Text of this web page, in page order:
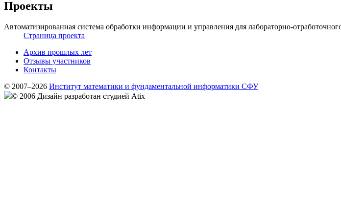
Проекты
Автоматизированная система обработки информации и управления для лабораторно-
Страница проекта
Архив прошлых лет
Отзывы участников
Контакты
© 2007–2026 Институт математики и фундаментальной информатики СФУ
© 2006 Дизайн разработан студией Atix